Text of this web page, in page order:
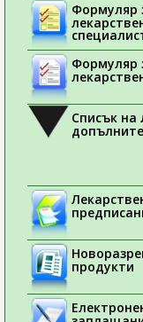
Формуляр
Формуляр
Списък на
продукти